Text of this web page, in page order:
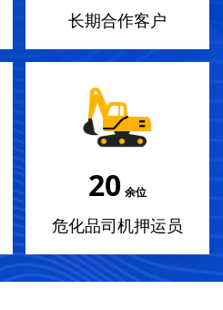
长期合作客户
20 余位
危化品司机押运员